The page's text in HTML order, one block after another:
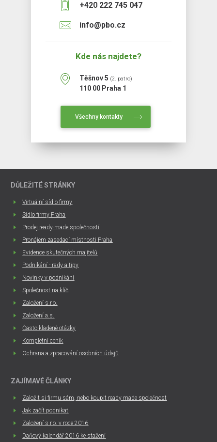
+420 222 745 047
info@pbo.cz
Kde nás najdete?
Těšnov 5 (2. patro)
110 00 Praha 1
Všechny kontakty
DŮLEŽITÉ STRÁNKY
Virtuální sídlo firmy
Sídlo firmy Praha
Prodej ready-made společností
Pronájem zasedací místnosti Praha
Evidence skutečných majitelů
Podnikání - rady a tipy
Novinky v podnikání
Společnost na klíč
Založení s.r.o.
Založení a.s.
Často kladené otázky
Kompletní ceník
Ochrana a zpracování osobních údajů
ZAJÍMAVÉ ČLÁNKY
Založit si firmu sám, nebo koupit ready made společnost
Jak začít podnikat
Založení s.r.o. v roce 2016
Daňový kalendář 2016 ke stažení